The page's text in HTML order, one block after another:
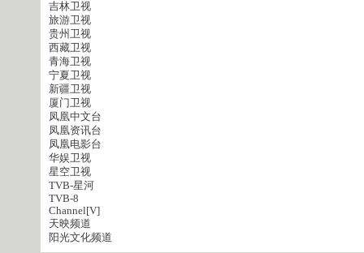
吉林卫视
旅游卫视
贵州卫视
西藏卫视
青海卫视
宁夏卫视
新疆卫视
厦门卫视
凤凰中文台
凤凰资讯台
凤凰电影台
华娱卫视
星空卫视
TVB-星河
TVB-8
Channel[V]
天映频道
阳光文化频道